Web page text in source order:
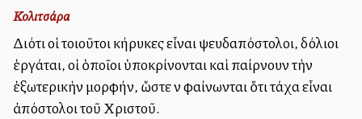
Κολιτσάρα
Διότι οἱ τοιοῦτοι κήρυκες εἶναι ψευδαπόστολοι, δόλιοι
ἐργάται, οἱ ὁποῖοι ὑποκρίνονται καὶ παίρνουν τὴν
ἐξωτερικὴν μορφήν, ὥστε νὰ φαίνωνται ὅτι τάχα εἶναι
ἀπόστολοι τοῦ Χριστοῦ.